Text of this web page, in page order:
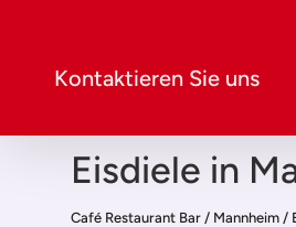
Kontaktieren Sie uns
Eisdiele in
Café Restaurant Bar/ Mannheim/